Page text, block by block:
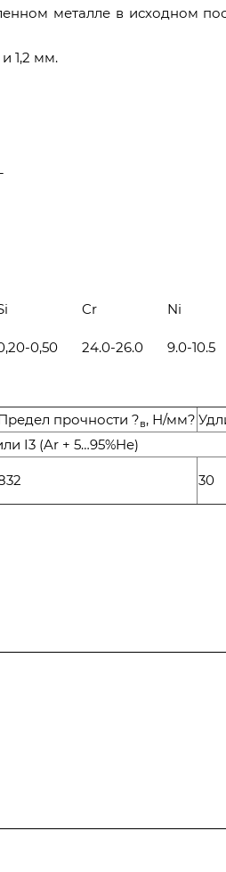
металле в исходном
1,2 мм.
Cr Ni
0,50 24.0-26.0 9.0-10.5
прочности ?в, Н/мм?
I3 (Ar + 5…95%He)
30